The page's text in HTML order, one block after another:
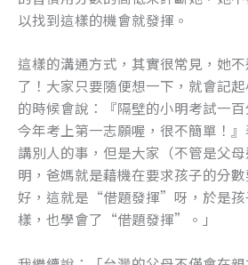
以找到這樣的機會就發揮。
這樣的溝通方式，其實很常見，她
了！大家只要隨便想一下，就會記
的時候會說：『隔壁的小明考試一
今年考上第一志願喔，很不簡單！
講別人的事，但是大家（不管是父
明，爸媽就是藉機在要求孩子的分
好，這就是“借題發揮”呀，於是孩
樣，也學會了“借題發揮”。」